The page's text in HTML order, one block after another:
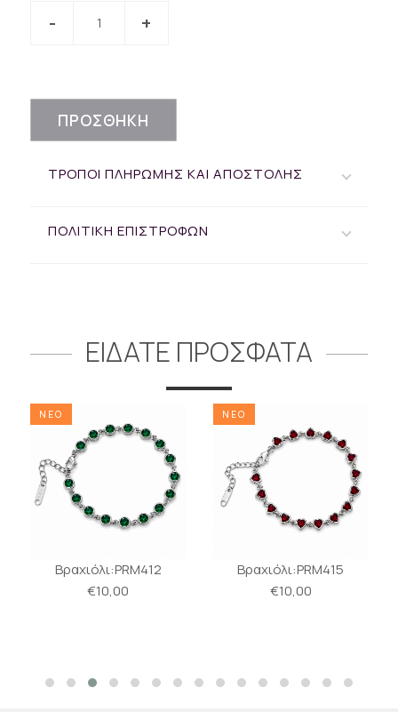
ΠΡΟΣΘΗΚΗ
ΤΡΟΠΟΙ ΠΛΗΡΩΜΗΣ ΚΑΙ ΑΠΟΣΤΟΛΗΣ
ΠΟΛΙΤΙΚΗ ΕΠΙΣΤΡΟΦΩΝ
ΕΙΔΑΤΕ ΠΡΟΣΦΑΤΑ
ΝΕΟ
Βραχιόλι:PRM412
€10,00
ΝΕΟ
Βραχιόλι:PRM415
€10,00